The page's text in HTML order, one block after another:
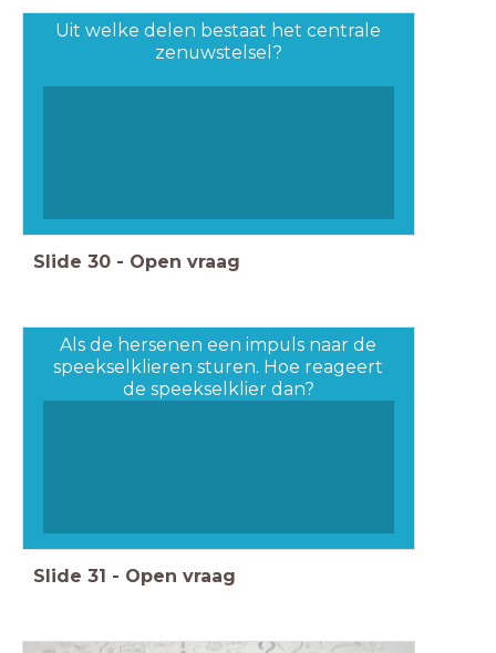
Uit welke delen bestaat het centrale
zenuwstelsel?
Slide 30 - Open vraag
Als de hersenen een impuls naar de
speekselklieren sturen. Hoe reageert
de speekselklier dan?
Slide 31 - Open vraag